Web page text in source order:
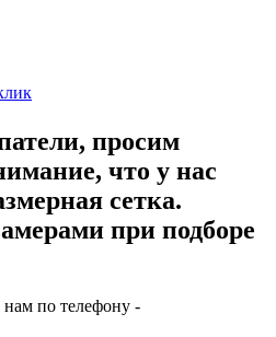
просим
что у нас
сетка.
при подборе
нам по телефону -